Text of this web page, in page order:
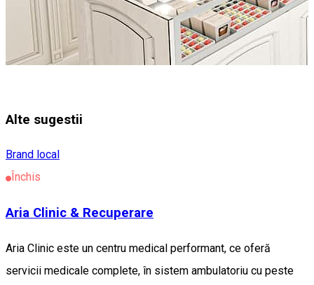
Alte sugestii
Brand local
Închis
Aria Clinic & Recuperare
Aria Clinic este un centru medical performant, ce oferă
servicii medicale complete, în sistem ambulatoriu cu peste